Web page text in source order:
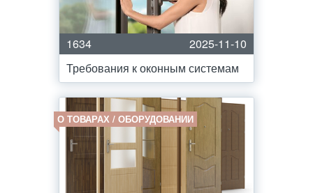
1634
2025-11-10
Требования к оконным системам
О ТОВАРАХ / ОБОРУДОВАНИИ